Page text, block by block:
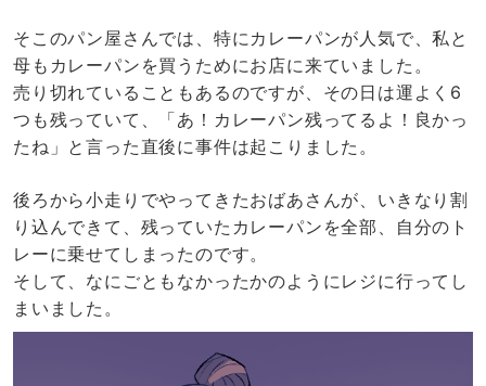
そこのパン屋さんでは、特にカレーパンが人気で、私と
母もカレーパンを買うためにお店に来ていました。
売り切れていることもあるのですが、その日は運よく6
つも残っていて、「あ！カレーパン残ってるよ！良かっ
たね」と言った直後に事件は起こりました。
後ろから小走りでやってきたおばあさんが、いきなり割
り込んできて、残っていたカレーパンを全部、自分のト
レーに乗せてしまったのです。
そして、なにごともなかったかのようにレジに行ってし
まいました。